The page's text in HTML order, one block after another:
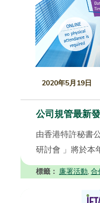
2020年5月19日
公司規管最新
由香港特許秘書
研討會 」將於本
標籤： 廉署活動, 合